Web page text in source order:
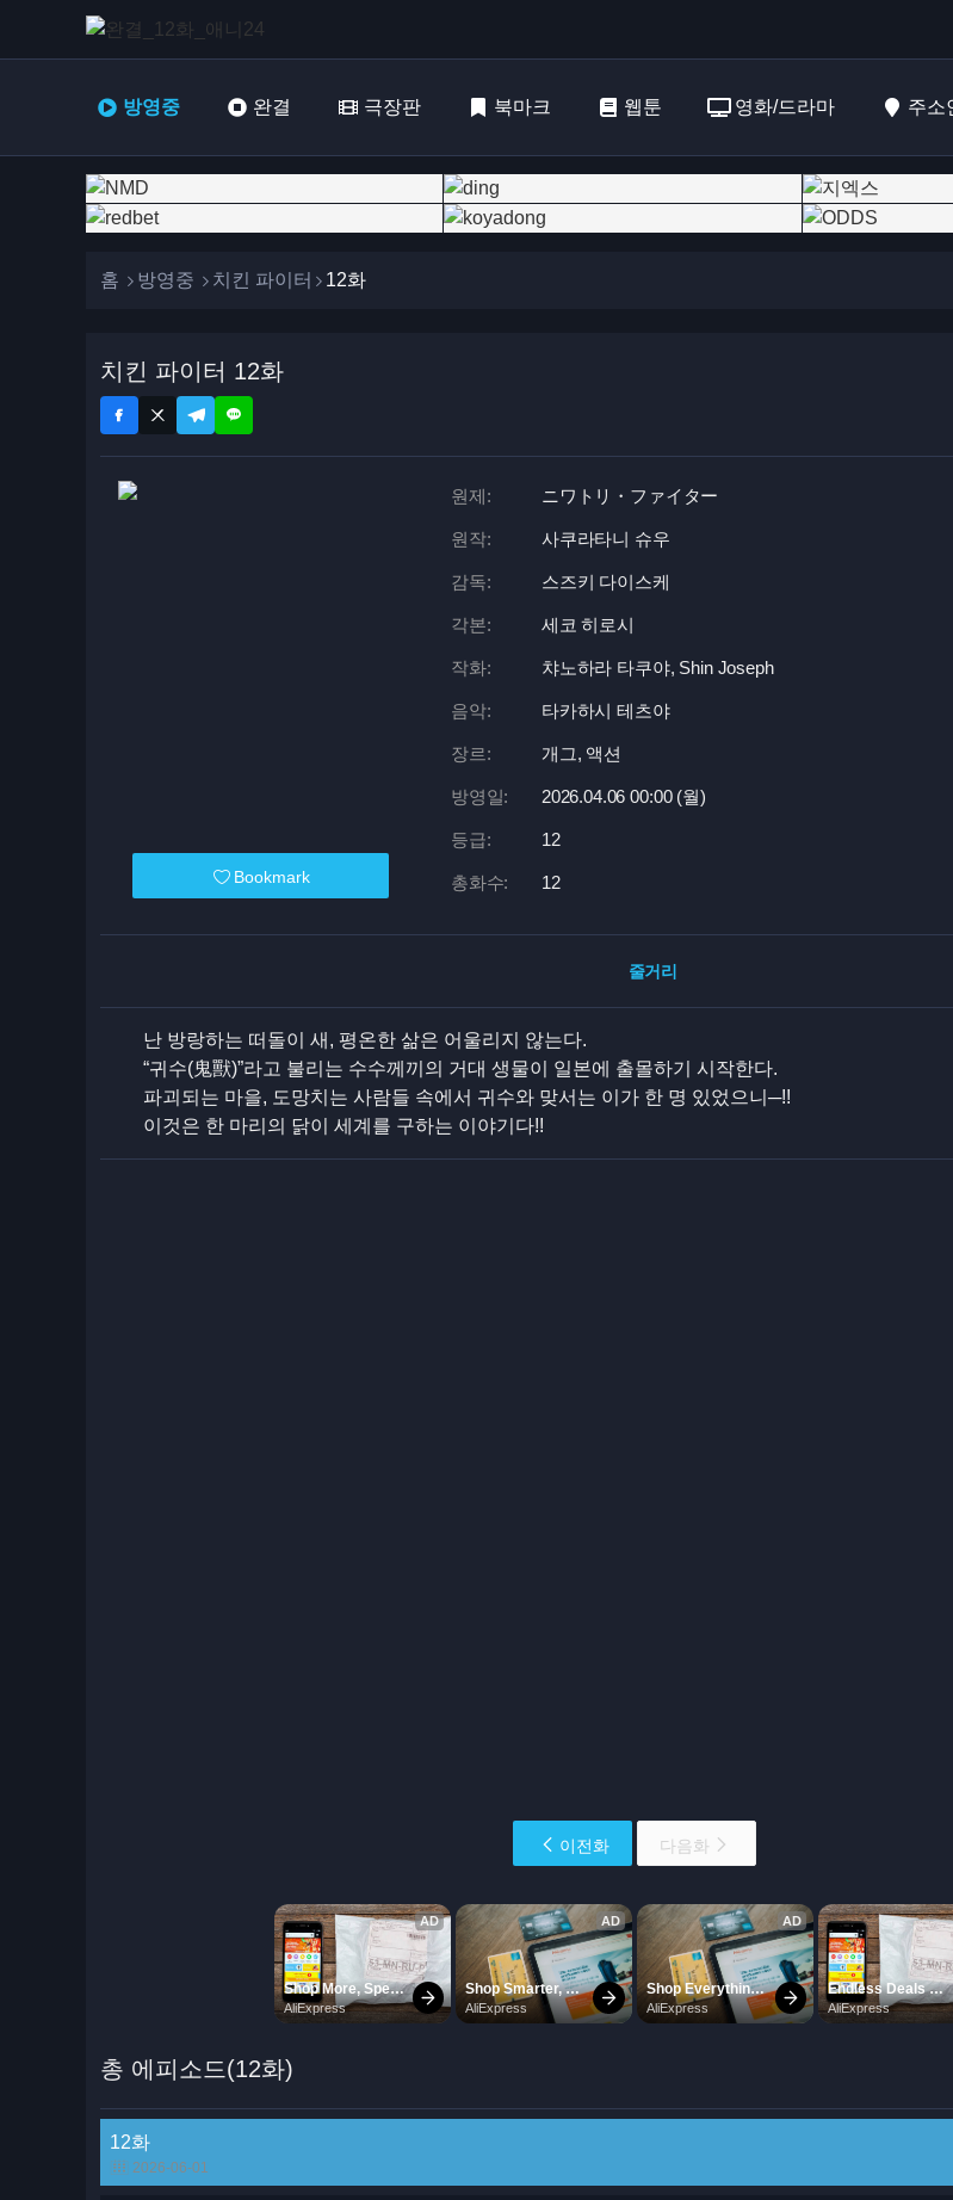
방영중 완결 극장판 북마크 웹툰 영화/드라마 주소
홈 방영중 치킨 파이터 12화
치킨 파이터 12화
Bookmark
원제: ニワトリ・ファイター
원작: 사쿠라타니 슈우
감독: 스즈키 다이스케
각본: 세코 히로시
작화: 챠노하라 타쿠야, Shin Joseph
음악: 타카하시 테츠야
장르: 개그, 액션
방영일: 2026.04.06 00:00 (월)
등급: 12
총화수: 12
줄거리
난 방랑하는 떠돌이 새, 평온한 삶은 어울리지 않는다.
“귀수(鬼獸)”라고 불리는 수수께끼의 거대 생물이 일본에 출몰하기 시작한다.
파괴되는 마을, 도망치는 사람들 속에서 귀수와 맞서는 이가 한 명 있었으니─!!
이것은 한 마리의 닭이 세계를 구하는 이야기다!!
이전화 다음화
총 에피소드(12화)
12화
2026-06-01